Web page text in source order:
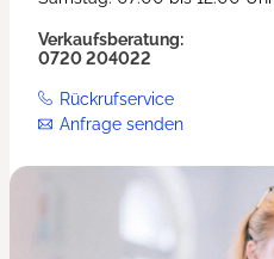
Verkaufsberatung:
0720 204022
Rückrufservice
Anfrage senden